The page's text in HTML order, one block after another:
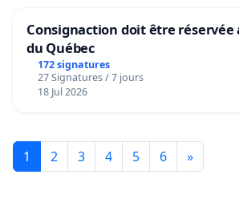
Consignaction doit être
du Québec
172 signatures
27 Signatures / 7 jours
18 Jul 2026
1 2 3 4 5 6 »